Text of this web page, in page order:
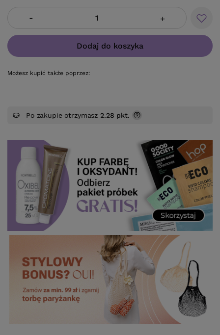
- +
Dodaj do koszyka
Możesz kupić także poprzez:
Po zakupie otrzymasz 2.28 pkt.